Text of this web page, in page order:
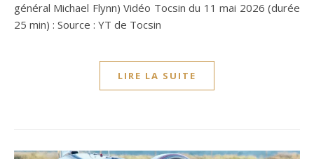
général Michael Flynn) Vidéo Tocsin du 11 mai 2026 (durée
25 min) : Source : YT de Tocsin
LIRE LA SUITE